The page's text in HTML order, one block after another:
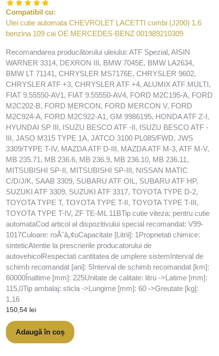
Compatibil cu:
Ulei cutie automata CHEVROLET LACETTI combi (J200) 1.6
benzina 109 cai OE MERCEDES-BENZ 001989210309
Recomandarea producătorului uleiului: ATF Spezial, AISIN
WARNER 3314, DEXRON III, BMW 7045E, BMW LA2634,
BMW LT 71141, CHRYSLER MS7176E, CHRYSLER 9602,
CHRYSLER ATF +3, CHRYSLER ATF +4, ALUMIX ATF MULTI,
FIAT 9.55550-AV1, FIAT 9.55550-AV4, FORD M2C195-A, FORD
M2C202-B, FORD MERCON, FORD MERCON V, FORD
M2C924-A, FORD M2C922-A1, GM 9986195, HONDA ATF Z-I,
HYUNDAI SP III, ISUZU BESCO ATF -II, ISUZU BESCO ATF -
III, JASO M315 TYPE 1A, JATCO 3100 PL085/FWD, JWS
3309/TYPE T-IV, MAZDA ATF D-III, MAZDA ATF M-3, ATF M-V,
MB 235.71, MB 236.6, MB 236.9, MB 236.10, MB 236.11,
MITSUBISHI SP-II, MITSUBISHI SP-III, NISSAN MATIC
C/D/J/K, SAAB 3309, SUBARU ATF OIL, SUBARU ATF HP,
SUZUKI ATF 3309, SUZUKI ATF 3317, TOYOTA TYPE D-2,
TOYOTA TYPE T, TOYOTA TYPE T-II, TOYOTA TYPE T-III,
TOYOTA TYPE T-IV, ZF TE-ML 11BTip cutie viteza: pentru cutie
automataCod articol al dispozitivului special recomandat: V99-
1017Culoare: roÃˆâ„¢uCapacitate [Litrii]: 1Proprietati chimice:
sinteticAtentie la prescrierile producatorului de
autovehicolRespectati cantitatea de umplere sistemInterval de
schimb recomandat [ani]: 5Interval de schimb recomandat [km]:
60000Înaltime [mm]: 225Unitate de calitate: litru ->Latime [mm]:
115,0Tip ambalaj: sticla ->Lungime [mm]: 60 ->Greutate [kg]:
1,16
150,54 lei
Adaugă în coș